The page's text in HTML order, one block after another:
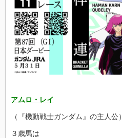
アムロ・レイ
（『機動戦士ガンダム』の主人公）
３歳馬は